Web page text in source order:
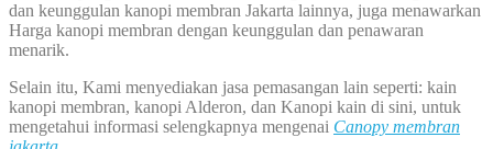
dan keunggulan kanopi membran Jakarta lainnya, juga menawarkan
Harga kanopi membran dengan keunggulan dan penawaran
menarik.
Selain itu, Kami menyediakan jasa pemasangan lain seperti: kain
kanopi membran, kanopi Alderon, dan Kanopi kain di sini, untuk
mengetahui informasi selengkapnya mengenai Canopy membran